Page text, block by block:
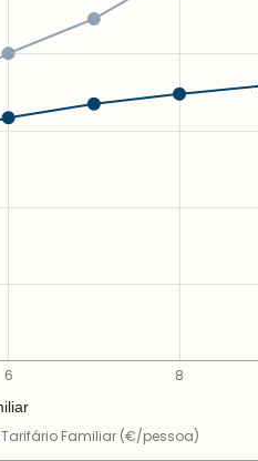
Tarifário Familiar (€/pessoa)
6 8